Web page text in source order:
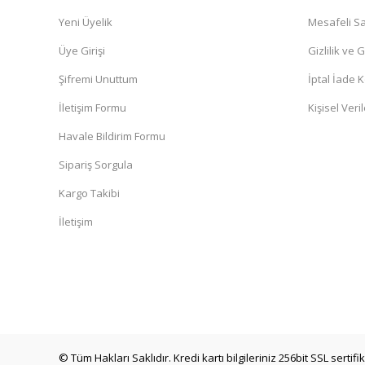
Yeni Üyelik
Üye Girişi
Şifremi Unuttum
İletişim Formu
Havale Bildirim Formu
Sipariş Sorgula
Kargo Takibi
İletişim
Mesafeli
Gizlilik ve
İptal İade
Kişisel
© Tüm Hakları Saklıdır. Kredi kartı bilgileriniz 256bit SSL